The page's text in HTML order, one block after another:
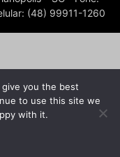
(48) 99911-1260
you the best
to use this site we
with it.